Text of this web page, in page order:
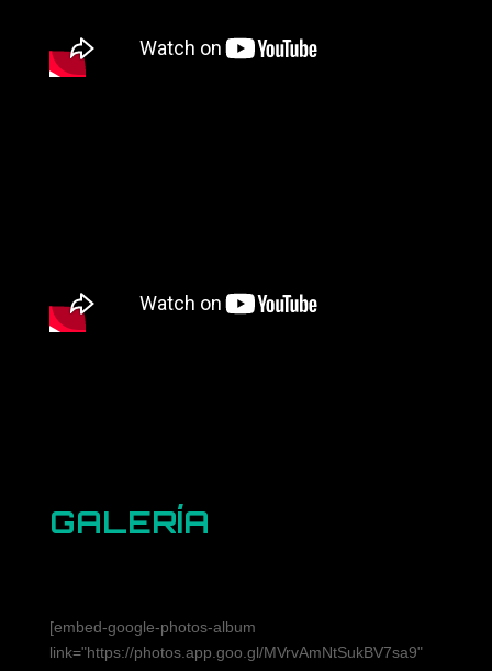
GALERÍA
[embed-google-photos-album
link="https://photos.app.goo.gl/MVrvAmNtSukBV7sa9"